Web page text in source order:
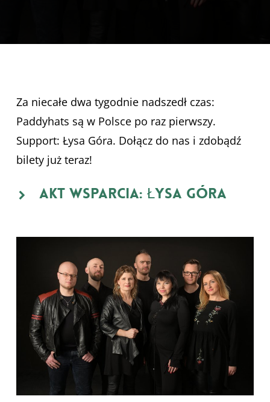
Za niecałe dwa tygodnie nadszedł czas:
Paddyhats są w Polsce po raz pierwszy.
Support: Łysa Góra. Dołącz do nas i zdobądź
bilety już teraz!
Akt wsparcia: Łysa Góra